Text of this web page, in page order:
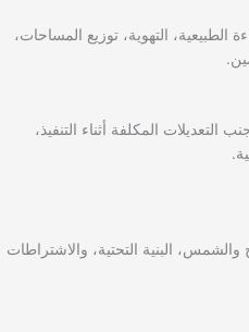
التهوية، توزيع المساحات،
المكلفة أثناء التنفيذ،
البنية التحتية، والاشتراطات